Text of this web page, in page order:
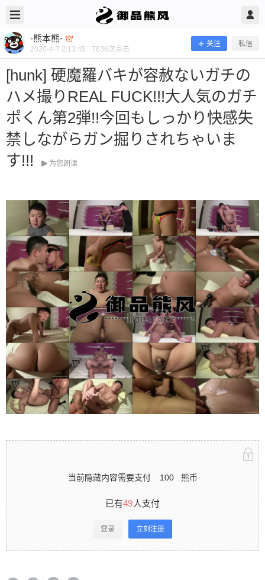
-熊本熊-
2020-4-7 2:13:45 7836次点击
关注 私信
[hunk] 硬魔羅バキが容赦ないガチの
ハメ撮りREAL FUCK!!!大人気のガチ
ポくん第2弾!!今回もしっかり快感失
禁しながらガン掘りされちゃいま
す!!!
为您朗读
当前隐藏内容需要支付 100 熊币
已有49人支付
登录 立刻注册
-熊本熊- @ 御品熊风 2020/4/07
[hunk] 硬魔羅バキが容赦ないガチのハ
くん第2弾!!今回もしっかり快感失禁
しながらガン掘りされちゃいます!!!
当前隐藏内容需要支付100熊币 已有49人支付 登录
立刻注册 0 收藏
扫描二维码继续阅读